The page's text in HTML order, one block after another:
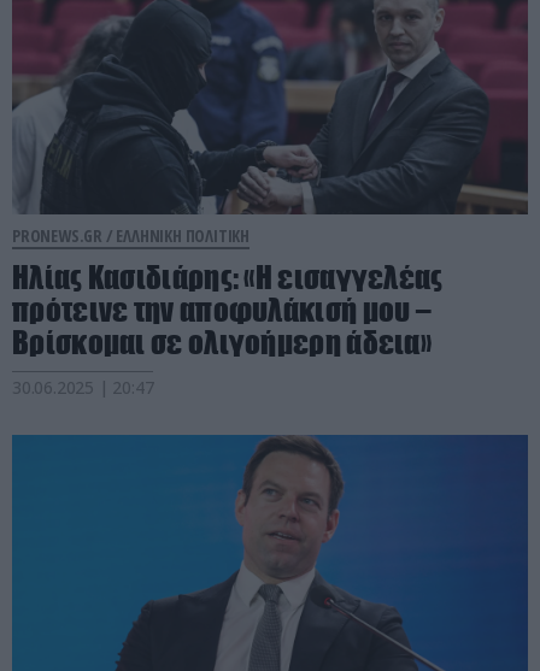
PRONEWS.GR / ΕΛΛΗΝΙΚΗ ΠΟΛΙΤΙΚΗ
Ηλίας Κασιδιάρης: «Η εισαγγελέας
πρότεινε την αποφυλάκισή μου –
Βρίσκομαι σε ολιγοήμερη άδεια»
30.06.2025 | 20:47